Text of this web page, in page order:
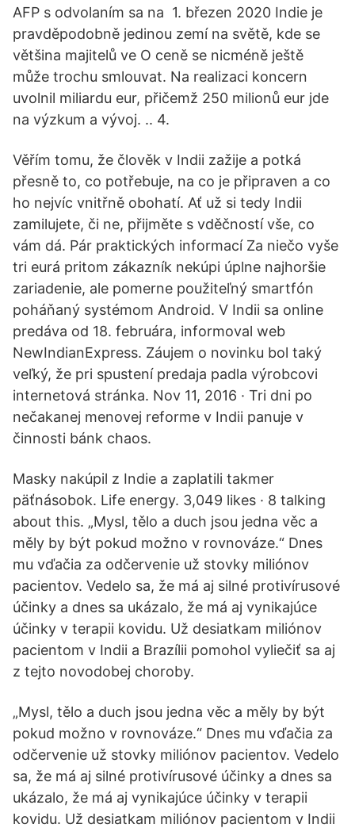
AFP s odvolaním sa na 1. březen 2020 Indie je
pravděpodobně jedinou zemí na světě, kde se
většina majitelů ve O ceně se nicméně ještě
může trochu smlouvat. Na realizaci koncern
uvolnil miliardu eur, přičemž 250 milionů eur jde
na výzkum a vývoj. .. 4.
Věřím tomu, že člověk v Indii zažije a potká
přesně to, co potřebuje, na co je připraven a co
ho nejvíc vnitřně obohatí. Ať už si tedy Indii
zamilujete, či ne, přijměte s vděčností vše, co
vám dá. Pár praktických informací Za niečo vyše
tri eurá pritom zákazník nekúpi úplne najhoršie
zariadenie, ale pomerne použiteľný smartfón
poháňaný systémom Android. V Indii sa online
predáva od 18. februára, informoval web
NewIndianExpress. Záujem o novinku bol taký
veľký, že pri spustení predaja padla výrobcovi
internetová stránka. Nov 11, 2016 · Tri dni po
nečakanej menovej reforme v Indii panuje v
činnosti bánk chaos.
Masky nakúpil z Indie a zaplatili takmer
päťnásobok. Life energy. 3,049 likes · 8 talking
about this. „Mysl, tělo a duch jsou jedna věc a
měly by být pokud možno v rovnováze.“ Dnes
mu vďačia za odčervenie už stovky miliónov
pacientov. Vedelo sa, že má aj silné protivírusové
účinky a dnes sa ukázalo, že má aj vynikajúce
účinky v terapii kovidu. Už desiatkam miliónov
pacientom v Indii a Brazílii pomohol vyliečiť sa aj
z tejto novodobej choroby.
„Mysl, tělo a duch jsou jedna věc a měly by být
pokud možno v rovnováze.“ Dnes mu vďačia za
odčervenie už stovky miliónov pacientov. Vedelo
sa, že má aj silné protivírusové účinky a dnes sa
ukázalo, že má aj vynikajúce účinky v terapii
kovidu. Už desiatkam miliónov pacientom v Indii